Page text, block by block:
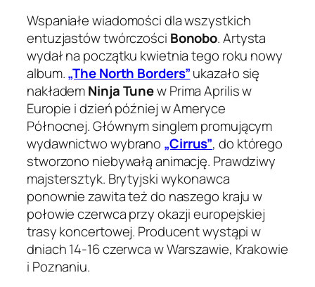
Wspaniałe wiadomości dla wszystkich
entuzjastów twórczości Bonobo. Artysta
wydał na początku kwietnia tego roku nowy
album.„The North Borders”ukazało się
nakłademNinja Tunew Prima Aprilis w
Europie i dzień później w Ameryce
Północnej. Głównym singlem promującym
wydawnictwo wybrano „Cirrus”, do którego
stworzono niebywałą animację. Prawdziwy
majstersztyk. Brytyjski wykonawca
ponownie zawita też do naszego kraju w
połowie czerwca przy okazji europejskiej
trasy koncertowej. Producent wystąpi w
dniach 14-16 czerwca w Warszawie, Krakowie
i Poznaniu.